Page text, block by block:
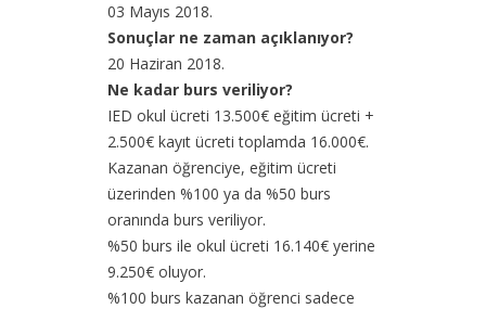
03 Mayıs 2018.
Sonuçlar ne zaman açıklanıyor?
20 Haziran 2018.
Ne kadar burs veriliyor?
IED okul ücreti 13.500€ eğitim ücreti +
2.500€ kayıt ücreti toplamda 16.000€.
Kazanan öğrenciye, eğitim ücreti
üzerinden %100 ya da %50 burs
oranında burs veriliyor.
%50 burs ile okul ücreti 16.140€ yerine
9.250€ oluyor.
%100 burs kazanan öğrenci sadece